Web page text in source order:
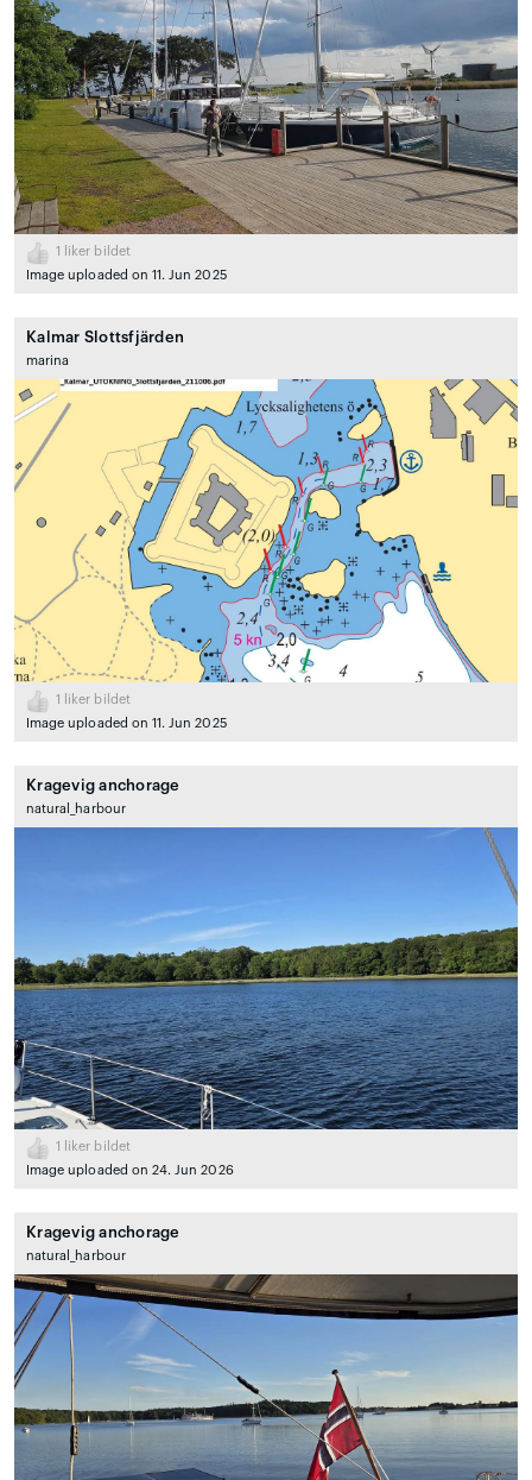
1
liker bildet
Image uploaded on 11. Jun 2025
Kalmar Slottsfjärden
marina
1
liker bildet
Image uploaded on 11. Jun 2025
Kragevig anchorage
natural_harbour
1
liker bildet
Image uploaded on 24. Jun 2026
Kragevig anchorage
natural_harbour